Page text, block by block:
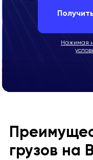
Нажимая
грузов на